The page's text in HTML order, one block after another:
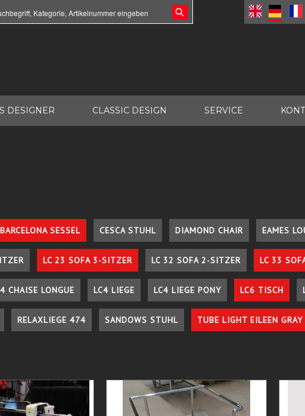
DESIGNER CLASSIC DESIGN SERVICE
BARCELONA SESSEL CESCA STUHL DIAMOND CHAIR EAMES
LC 23 SOFA 3-SITZER LC 32 SOFA 2-SITZER LC 33
CHAISE LONGUE LC4 LIEGE LC4 LIEGE PONY LC6 TISCH
RELAXLIEGE 474 SANDOWS STUHL TUBE LIGHT EILEEN GRAY